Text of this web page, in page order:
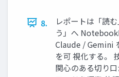
8.
レポートは「読
う」へ
Claude / Gemini
を可 視化する。
関心のある切り